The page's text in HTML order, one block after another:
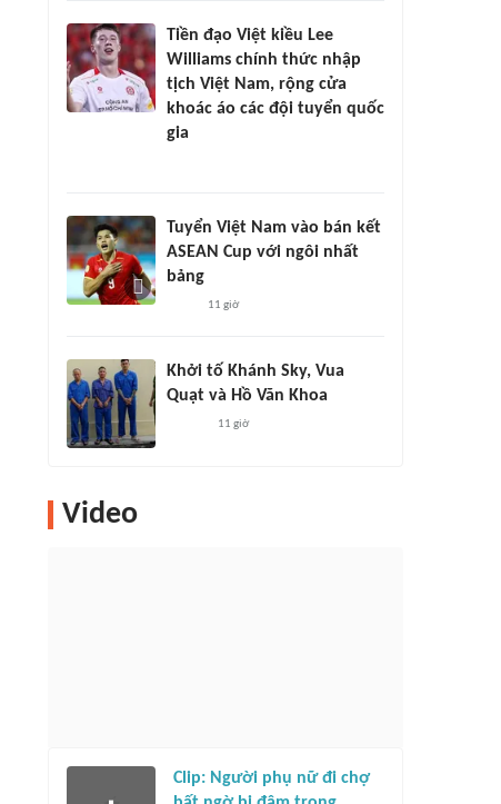
Tiền đạo Việt kiều Lee
Williams chính thức nhập
tịch Việt Nam, rộng cửa
khoác áo các đội tuyển quốc
gia
Tuyển Việt Nam vào bán kết
ASEAN Cup với ngôi nhất
bảng
11 giờ
Khởi tố Khánh Sky, Vua
Quạt và Hồ Văn Khoa
11 giờ
Video
Clip: Người phụ nữ đi chợ